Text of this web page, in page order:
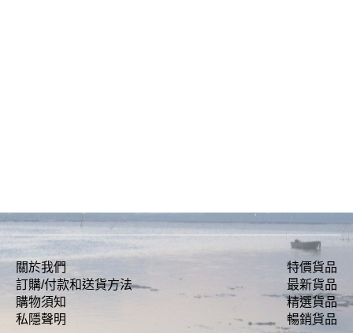
關於我們
訂購/付款和送貨方法
購物須知
私隱聲明
特價貨品
最新貨品
精選貨品
暢銷貨品